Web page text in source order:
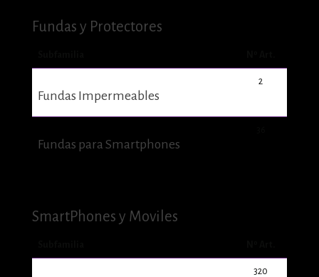
Fundas y Protectores
Fundas Impermeables
2
Fundas para Smartphones
SmartPhones y Moviles
320